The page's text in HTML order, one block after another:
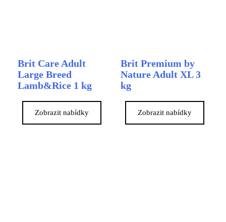
Brit Care Adult
Large Breed
Lamb&Rice 1 kg
Zobrazit nabídky
Brit Premium by
Nature Adult XL 3
kg
Zobrazit nabídky